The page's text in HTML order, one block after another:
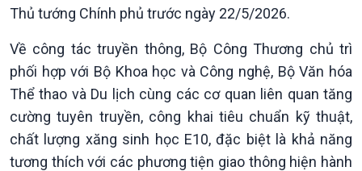
Thủ tướng Chính phủ trước ngày 22/5/2026.
Về công tác truyền thông, Bộ Công Thương chủ trì
phối hợp với Bộ Khoa học và Công nghệ, Bộ Văn hóa
Thể thao và Du lịch cùng các cơ quan liên quan tăng
cường tuyên truyền, công khai tiêu chuẩn kỹ thuật,
chất lượng xăng sinh học E10, đặc biệt là khả năng
tương thích với các phương tiện giao thông hiện hành